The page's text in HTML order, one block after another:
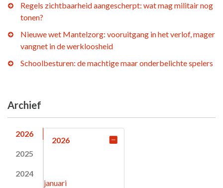
Regels zichtbaarheid aangescherpt: wat mag militair nog
tonen?
Nieuwe wet Mantelzorg: vooruitgang in het verlof, mager
vangnet in de werkloosheid
Schoolbesturen: de machtige maar onderbelichte spelers
Archief
2026
2025
2024
2026
januari